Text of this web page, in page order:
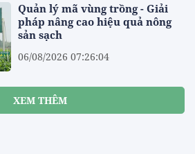
Quản lý mã vùng trồng - Giải
pháp nâng cao hiệu quả nông
sản sạch
06/08/2026 07:26:04
XEM THÊM